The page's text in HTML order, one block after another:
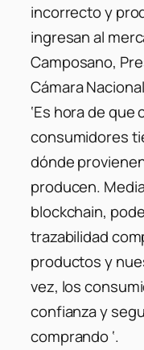
incorrecto y
ingresan al
Camposano,
Cámara
‘Es hora de
consumidores
dónde
producen.
blockchain,
trazabilidad
productos y
vez, los
confianza y
comprando ‘.